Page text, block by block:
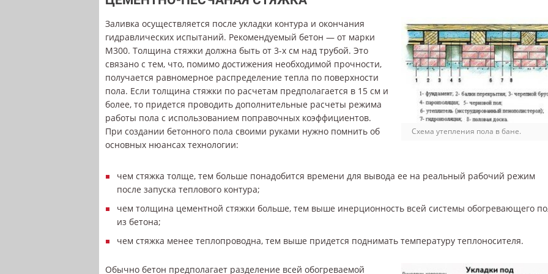
Схема утепления пола в бане.
Заливка осуществляется после укладки контура и окончания
гидравлических испытаний. Рекомендуемый бетон — от марки
М300. Толщина стяжки должна быть от 3-х см над трубой. Это
связано с тем, что, помимо достижения необходимой прочности,
получается равномерное распределение тепла по поверхности
пола. Если толщина стяжки по расчетам предполагается в 15 см и
более, то придется проводить дополнительные расчеты режима
работы пола с использованием поправочных коэффициентов.
При создании бетонного пола своими руками нужно помнить об
основных нюансах технологии:
чем стяжка толще, тем больше понадобится времени для вывода ее на реальный рабочий режим
после запуска теплового контура;
чем толщина цементной стяжки больше, тем выше инерционность всей системы обогревающего
из бетона;
чем стяжка менее теплопроводна, тем выше придется поднимать температуру теплоносителя.
Обычно бетон предполагает разделение всей обогреваемой